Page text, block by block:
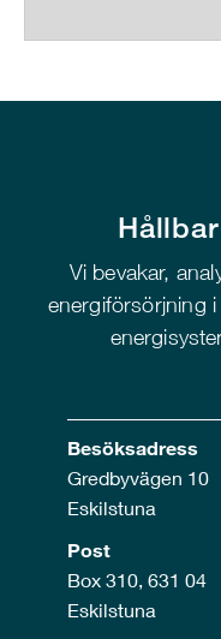
Vi bevakar,
energiförsörjning
Besöksadress
Gredbyvägen 10
Eskilstuna
Post
Box 310, 631 04
Eskilstuna